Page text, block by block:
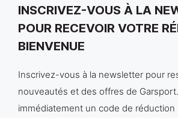
INSCRIVEZ-VOUS À LA
POUR RECEVOIR VOTRE
BIENVENUE
Inscrivez-vous à la newsletter pour
nouveautés et des offres de
immédiatement un code de réduction